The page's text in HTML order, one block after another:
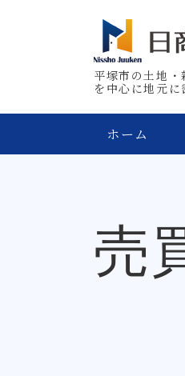
平塚市の土地
を中心に地元に
ホーム
売